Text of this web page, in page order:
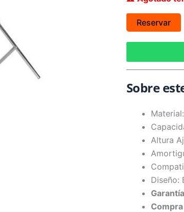
Reservar
Sobre
Altura
Diseño:
Compra